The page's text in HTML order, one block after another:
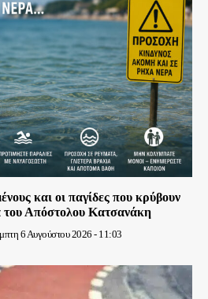
και οι παγίδες που κρύβουν
του Απόστολου Κατσανάκη
6 Αυγούστου 2026 - 11:03